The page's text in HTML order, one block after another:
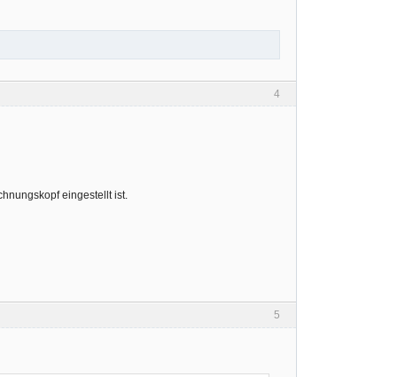
4
eingestellt ist.
5